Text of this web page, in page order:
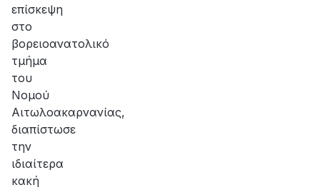
επίσκεψη
στο
βορειοανατολικό
τμήμα
του
Νομού
Αιτωλοακαρνανίας,
διαπίστωσε
την
ιδιαίτερα
κακή